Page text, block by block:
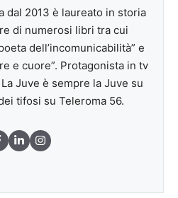
dal 2013 è laureato in storia
di numerosi libri tra cui
dell’incomunicabilità” e
e cuore”. Protagonista in tv
Juve è sempre la Juve su
tifosi su Teleroma 56.